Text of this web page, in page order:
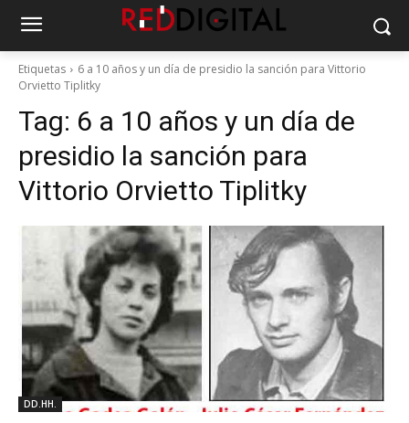
Etiquetas
6 a 10 años y un día de presidio la sanción para Vittorio
Orvietto Tiplitky
Tag: 6 a 10 años y un día de
presidio la sanción para
Vittorio Orvietto Tiplitky
DD.HH.